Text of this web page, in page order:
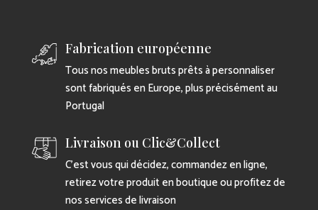
Fabrication européenne
Tous nos meubles bruts prêts à personnaliser
sont fabriqués en Europe, plus précisément au
Portugal
Livraison ou Clic&Collect
C’est vous qui décidez, commandez en ligne,
retirez votre produit en boutique ou profitez de
nos services de livraison